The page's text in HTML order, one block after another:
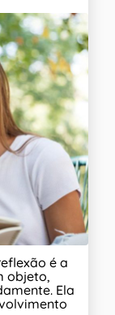
é a
objeto,
Ela